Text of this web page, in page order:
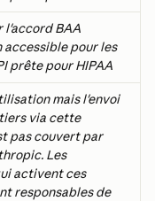
l'accord BAA
accessible pour les
prête pour HIPAA
mais l'envoi
via cette
pas couvert par
Les
activent ces
responsables de